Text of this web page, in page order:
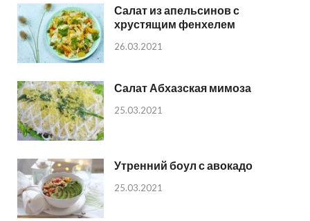
Салат из апельсинов с
хрустящим фенхелем
26.03.2021
Салат Абхазская мимоза
25.03.2021
Утренний боул с авокадо
25.03.2021